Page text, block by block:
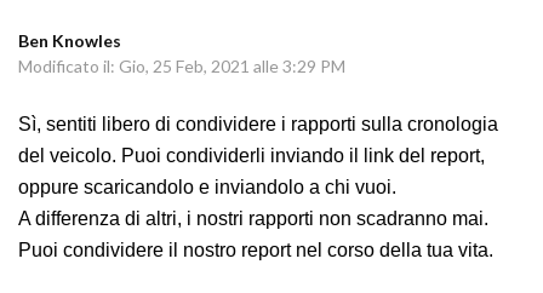
Ben Knowles
Modificato il: Gio, 25 Feb, 2021 alle 3:29 PM
Sì, sentiti libero di condividere i rapporti sulla cronologia
del veicolo. Puoi condividerli inviando il link del report,
oppure scaricandolo e inviandolo a chi vuoi.
A differenza di altri, i nostri rapporti non scadranno mai.
Puoi condividere il nostro report nel corso della tua vita.